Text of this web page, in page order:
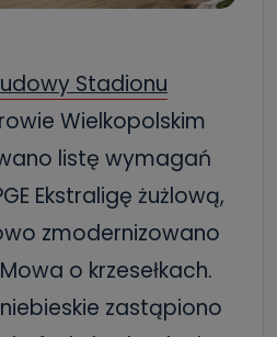
Stadionu
Wielkopolskim
listę wymagań
Ekstraligę żużlową,
zmodernizowano
o krzesełkach.
zastąpiono